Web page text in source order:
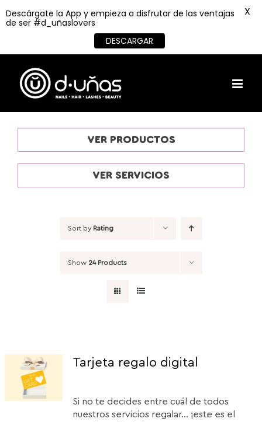
content
VER PRODUCTOS
VER SERVICIOS
Sort by Rating
Show 24 Products
Tarjeta regalo digital
Si no te decides entre cuál de todos
nuestros servicios regalar... ¡este es el
Descárgate la App y empieza a disfrutar de las ventajas
de ser #d_uñaslovers
DESCARGAR
X